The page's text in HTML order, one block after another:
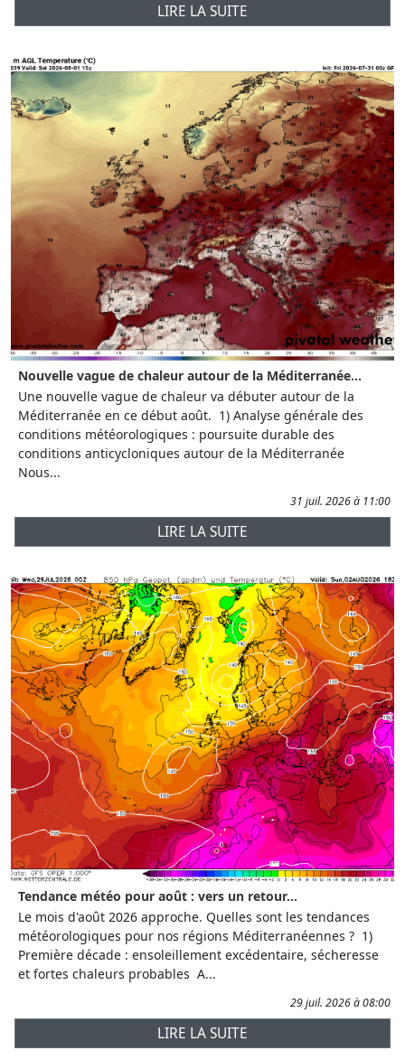
LIRE LA SUITE
Nouvelle vague de chaleur autour de la Méditerranée...
Une nouvelle vague de chaleur va débuter autour de la
Méditerranée en ce début août. 1) Analyse générale des
conditions météorologiques : poursuite durable des
conditions anticycloniques autour de la Méditerranée
Nous...
31 juil. 2026 à 11:00
LIRE LA SUITE
Tendance météo pour août : vers un retour...
Le mois d'août 2026 approche. Quelles sont les tendances
météorologiques pour nos régions Méditerranéennes ? 1)
Première décade : ensoleillement excédentaire, sécheresse
et fortes chaleurs probables A...
29 juil. 2026 à 08:00
LIRE LA SUITE